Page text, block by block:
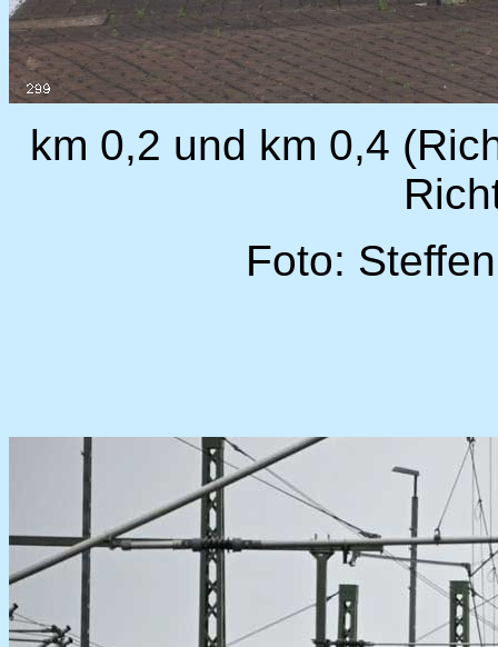
km 0,2 und km 0,4
Foto: